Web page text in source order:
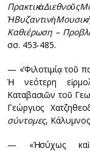
ΠρακτικὰΔιεθνοῦς
ἩΒυζαντινὴ
Καθιέρωση –
σσ. 453-485.
— «‘Φιλοτιμίᾳ τοῦ
Ἡ νεότερη
Καταβασιῶν τοῦ
Γεώργιος
σύντομες,
— «Ἡσύχως καὶ